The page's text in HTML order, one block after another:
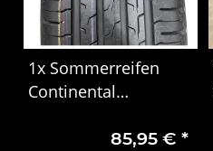
1x Sommerreifen
Continental
R16 91V XL EVc DOT
85,95 € *